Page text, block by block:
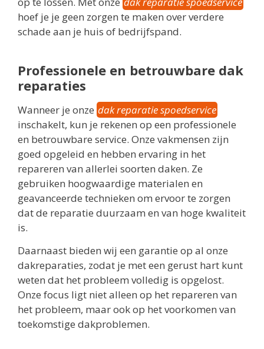
hoef je je geen zorgen te maken over verdere
schade aan je huis of bedrijfspand.
Professionele en betrouwbare dak
reparaties
Wanneer je onze dak reparatie spoedservice
inschakelt, kun je rekenen op een professionele
en betrouwbare service. Onze vakmensen zijn
goed opgeleid en hebben ervaring in het
repareren van allerlei soorten daken. Ze
gebruiken hoogwaardige materialen en
geavanceerde technieken om ervoor te zorgen
dat de reparatie duurzaam en van hoge kwaliteit
is.
Daarnaast bieden wij een garantie op al onze
dakreparaties, zodat je met een gerust hart kunt
weten dat het probleem volledig is opgelost.
Onze focus ligt niet alleen op het repareren van
het probleem, maar ook op het voorkomen van
toekomstige dakproblemen.